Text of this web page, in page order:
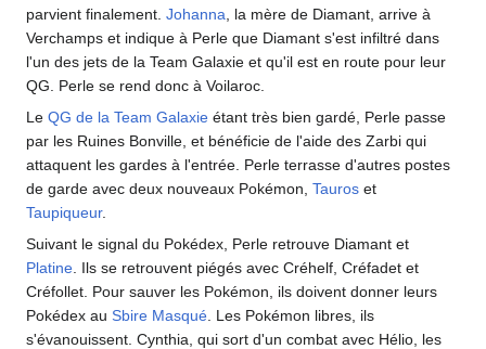
parvient finalement. Johanna , la mère de Diamant, arrive à
Verchamps et indique à Perle que Diamant s'est infiltré dans
l'un des jets de la Team Galaxie et qu'il est en route pour leur
QG. Perle se rend donc à Voilaroc.
Le QG de la Team Galaxie étant très bien gardé, Perle passe
par les Ruines Bonville, et bénéficie de l'aide des Zarbi qui
attaquent les gardes à l'entrée. Perle terrasse d'autres postes
de garde avec deux nouveaux Pokémon, Tauros et
Taupiqueur.
Suivant le signal du Pokédex, Perle retrouve Diamant et
Platine . Ils se retrouvent piégés avec Créhelf, Créfadet et
Créfollet. Pour sauver les Pokémon, ils doivent donner leurs
Pokédex au Sbire Masqué . Les Pokémon libres, ils
s'évanouissent. Cynthia, qui sort d'un combat avec Hélio, les